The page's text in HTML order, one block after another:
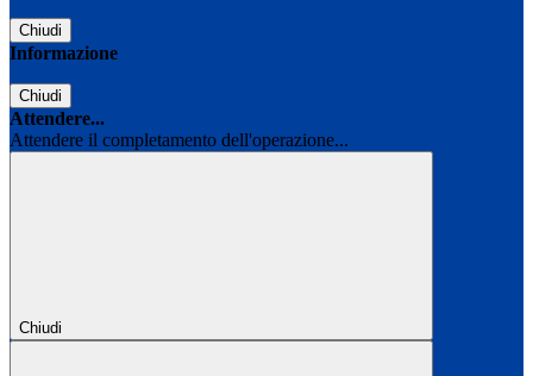
Chiudi
Informazione
Chiudi
Attendere...
Attendere il completamento dell'operazione...
Chiudi